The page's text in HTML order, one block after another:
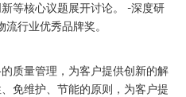
等核心议题展开讨论。 -深度研
行业优秀品牌奖。
质量管理，为客户提供创新的解
免维护、节能的原则，为客户提